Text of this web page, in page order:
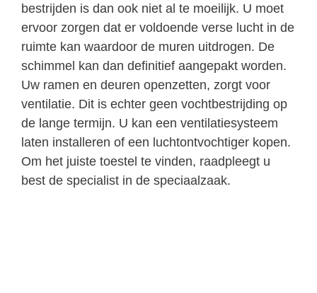
bestrijden is dan ook niet al te moeilijk. U moet
ervoor zorgen dat er voldoende verse lucht in de
ruimte kan waardoor de muren uitdrogen. De
schimmel kan dan definitief aangepakt worden.
Uw ramen en deuren openzetten, zorgt voor
ventilatie. Dit is echter geen vochtbestrijding op
de lange termijn. U kan een ventilatiesysteem
laten installeren of een luchtontvochtiger kopen.
Om het juiste toestel te vinden, raadpleegt u
best de specialist in de speciaalzaak.